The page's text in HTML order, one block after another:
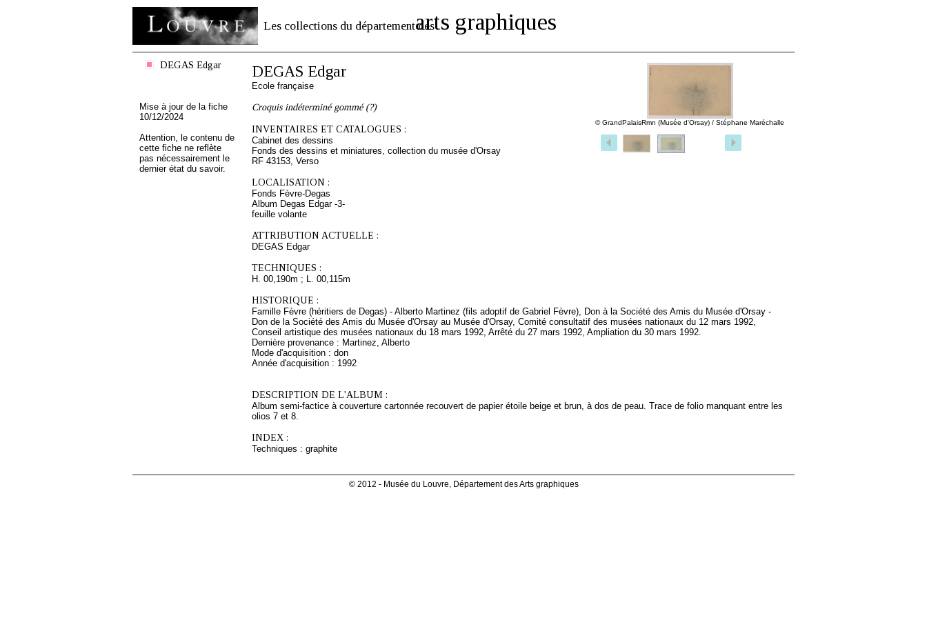
Les collections du département desarts graphiques
DEGAS Edgar
Mise à jour de la fiche
10/12/2024
Attention, le contenu de
cette fiche ne reflète
pas nécessairement le
dernier état du savoir.
© GrandPalaisRmn (Musée d'Orsay) / Stéphane Maréchalle
DEGAS Edgar
Ecole française
Croquis indéterminé gommé (?)
INVENTAIRES ET CATALOGUES :
Cabinet des dessins
Fonds des dessins et miniatures, collection du musée d'Orsay
RF 43153, Verso
LOCALISATION :
Fonds Fèvre-Degas
Album Degas Edgar -3-
feuille volante
ATTRIBUTION ACTUELLE :
DEGAS Edgar
TECHNIQUES :
H. 00,190m ; L. 00,115m
HISTORIQUE :
Famille Fèvre (héritiers de Degas) - Alberto Martinez (fils adoptif de Gabriel Fèvre), Don à la Société des Amis du Musée d'Orsay -
Don de la Société des Amis du Musée d'Orsay au Musée d'Orsay, Comité consultatif des musées nationaux du 12 mars 1992,
Conseil artistique des musées nationaux du 18 mars 1992, Arrêté du 27 mars 1992, Ampliation du 30 mars 1992.
Dernière provenance : Martinez, Alberto
Mode d'acquisition : don
Année d'acquisition : 1992
DESCRIPTION DE L'ALBUM :
Album semi-factice à couverture cartonnée recouvert de papier étoile beige et brun, à dos de peau. Trace de folio manquant entre les
olios 7 et 8.
INDEX :
Techniques : graphite
© 2012 - Musée du Louvre, Département des Arts graphiques